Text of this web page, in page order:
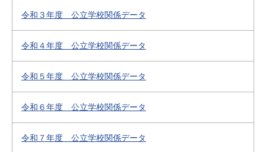
令和３年度 公立学校関係データ
令和４年度 公立学校関係データ
令和５年度 公立学校関係データ
令和６年度 公立学校関係データ
令和７年度 公立学校関係データ